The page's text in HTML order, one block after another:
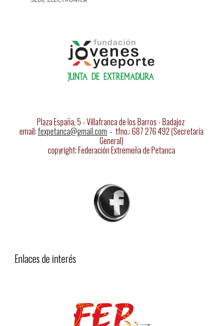
Plaza España, 5 - Villafranca de los Barros - Badajoz
email:fexpetanca@gmail.com - tfno.: 687 276 492 (Secretaría
General)
copyright: Federación Extremeña de Petanca
Enlaces de interés